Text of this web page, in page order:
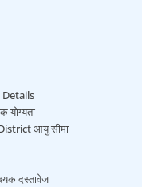
Details
योग्यता
आयु सीमा
दस्तावेज